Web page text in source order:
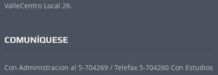
ValleCentro Local 26.
COMUNÍQUESE
Con Administracion al 5-704269 / Telefax 5-704260 Con Estudios